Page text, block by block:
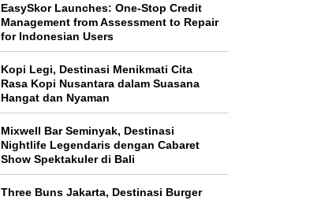
EasySkor Launches: One-Stop Credit
Management from Assessment to Repair
for Indonesian Users
Kopi Legi, Destinasi Menikmati Cita
Rasa Kopi Nusantara dalam Suasana
Hangat dan Nyaman
Mixwell Bar Seminyak, Destinasi
Nightlife Legendaris dengan Cabaret
Show Spektakuler di Bali
Three Buns Jakarta, Destinasi Burger